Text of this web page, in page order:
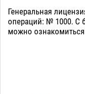
Генеральная
операций: № 1000. С
можно ознакомиться